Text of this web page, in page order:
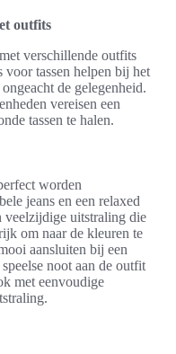
outfits
verschillende outfits
tassen helpen bij het
de gelegenheid.
vereisen een
tassen te halen.
worden
jeans en een relaxed
veelzijdige uitstraling die
om naar de kleuren te
aansluiten bij een
noot aan de outfit
met eenvoudige